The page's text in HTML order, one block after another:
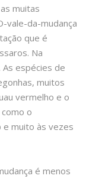
muitas
vale-da-mudança
que é
Na
espécies de
muitos
vermelho e o
o
e muito às vezes
é menos